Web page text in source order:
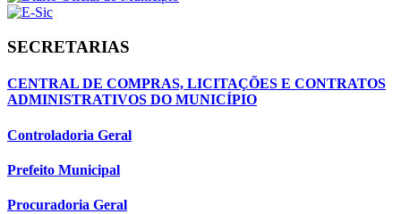
SECRETARIAS
CENTRAL DE COMPRAS, LICITAÇÕES E CONTRATOS
ADMINISTRATIVOS DO MUNICÍPIO
Controladoria Geral
Prefeito Municipal
Procuradoria Geral